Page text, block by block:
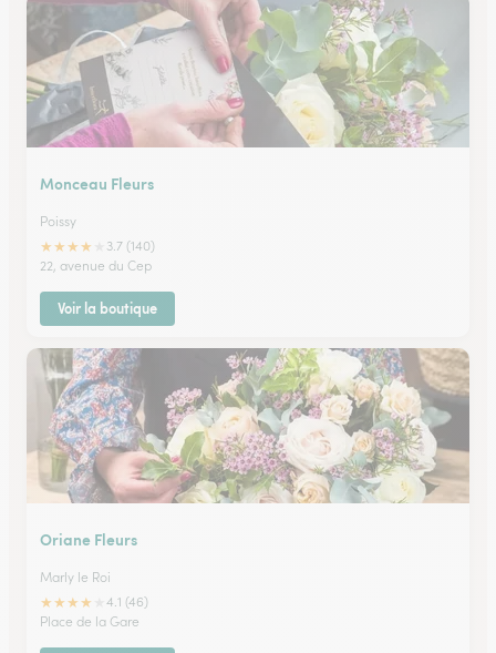
Monceau Fleurs
Poissy
★★★★
3.7 (140)
22, avenue du Cep
Voir la boutique
Oriane Fleurs
Marly le Roi
★★★★
4.1 (46)
Place de la Gare